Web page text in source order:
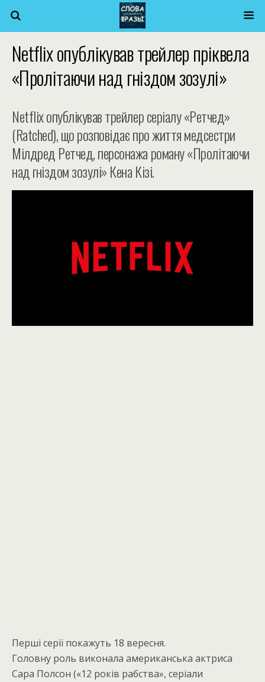
Netflix опублікував трейлер пріквела
«Пролітаючи над гніздом зозулі»
Netflix опублікував трейлер серіалу «Ретчед»
(Ratched), що розповідає про життя медсестри
Мілдред Ретчед, персонажа роману «Пролітаючи
над гніздом зозулі» Кена Кізі.
Перші серії покажуть 18 вересня.
Головну роль виконала американська актриса
Сара Полсон («12 років рабства», серіали